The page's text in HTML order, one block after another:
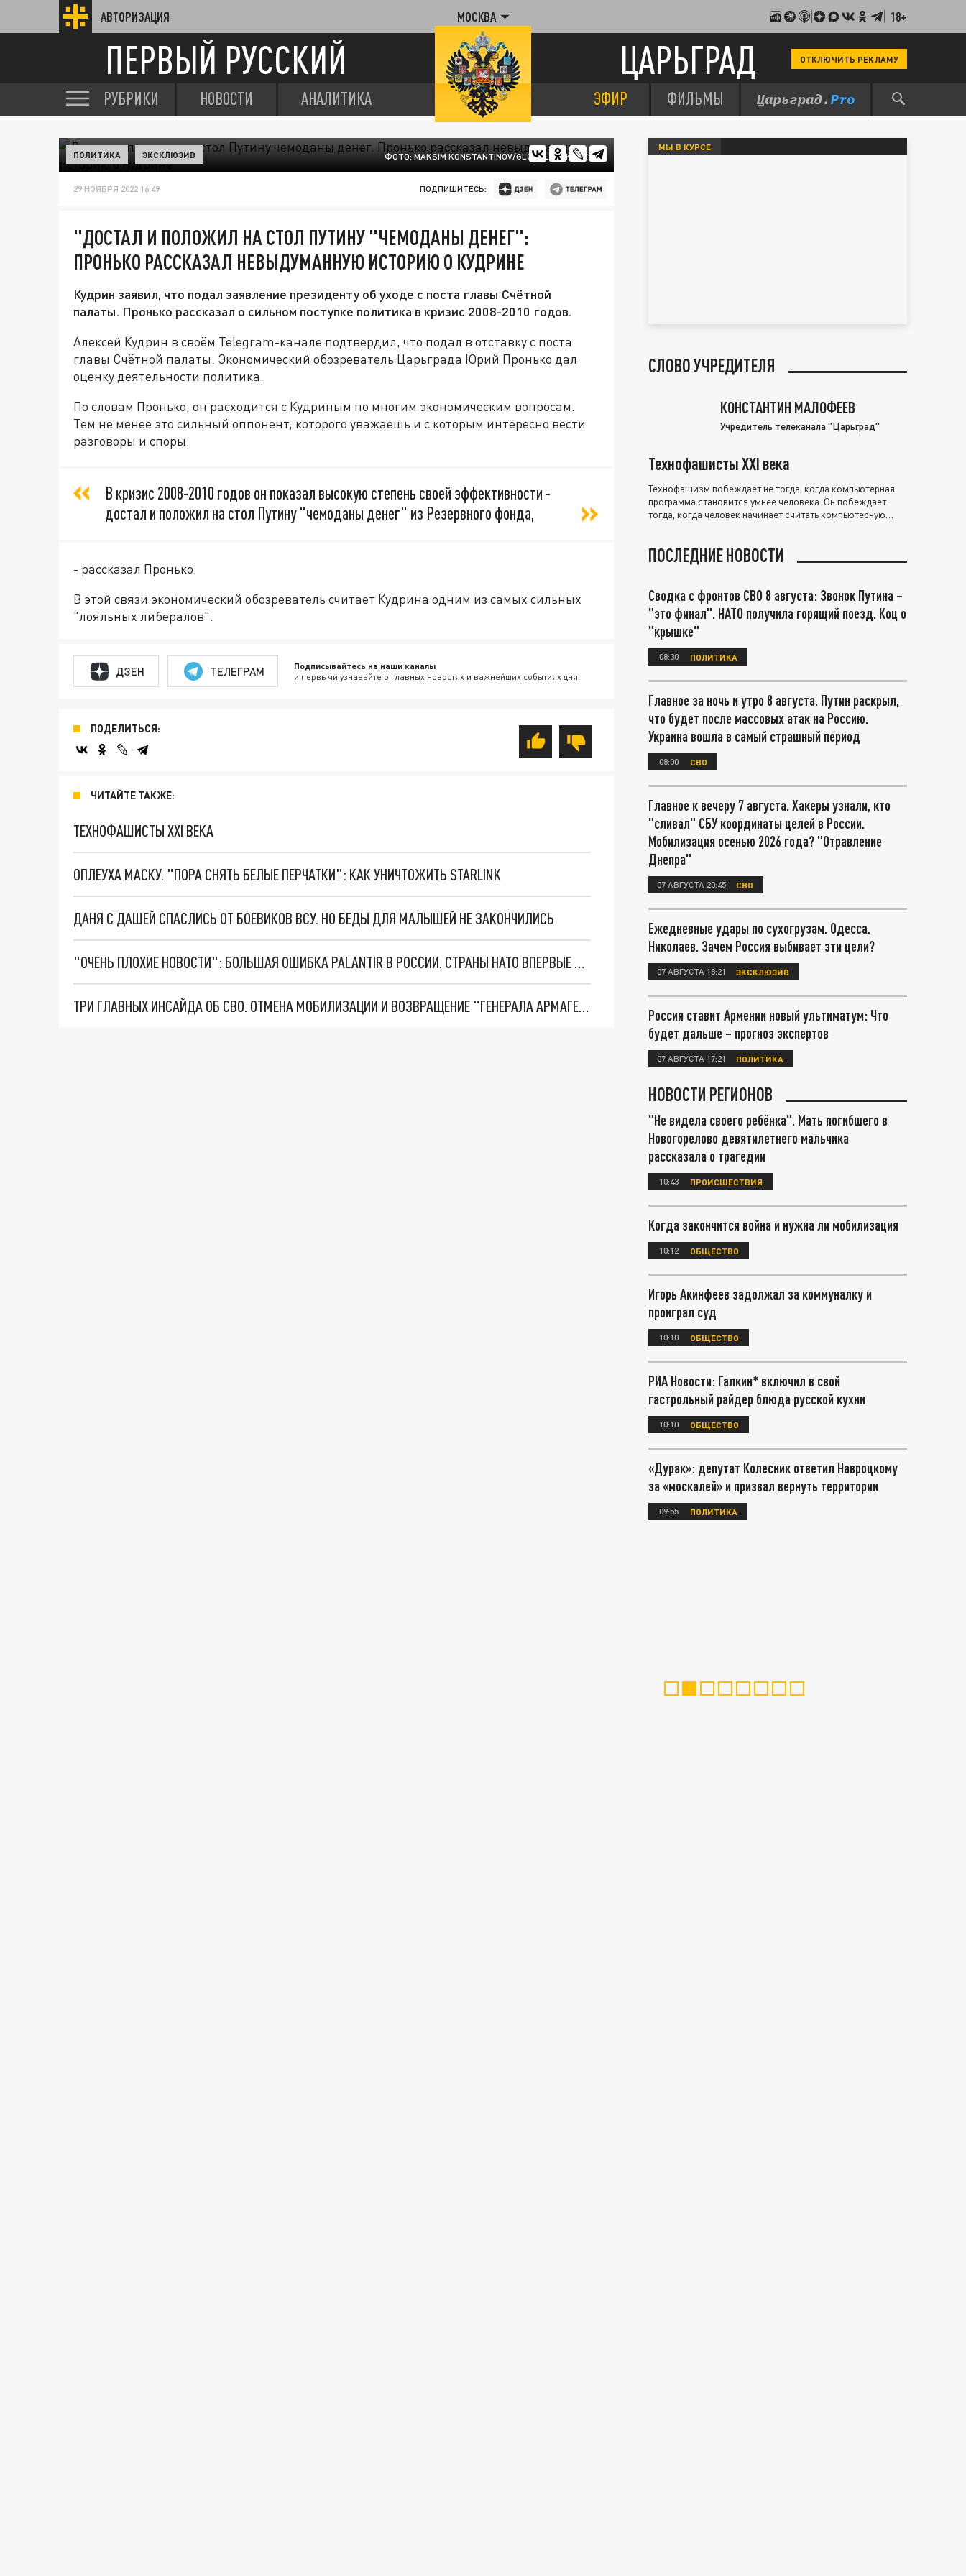
АВТОРИЗАЦИЯ МОСКВА 18+
ПЕРВЫЙ РУССКИЙ ЦАРЬГРАД ОТКЛЮЧИТЬ РЕКЛАМУ
РУБРИКИ НОВОСТИ АНАЛИТИКА ЭФИР ФИЛЬМЫ
ФОТО: MAKSIM KONSTANTINOV/GLOBALLOOKPRESS
ПОЛИТИКА ЭКСКЛЮЗИВ
29 НОЯБРЯ 2022 16:49 ПОДПИШИТЕСЬ:
"ДОСТАЛ И ПОЛОЖИЛ НА СТОЛ ПУТИНУ "ЧЕМОДАНЫ ДЕНЕГ":
ПРОНЬКО РАССКАЗАЛ НЕВЫДУМАННУЮ ИСТОРИЮ О КУДРИНЕ
Кудрин заявил, что подал заявление президенту об уходе с поста главы Счётной
палаты. Пронько рассказал о сильном поступке политика в кризис 2008-2010 годов.
Алексей Кудрин в своём Telegram-канале подтвердил, что подал в отставку с поста
главы Счётной палаты. Экономический обозреватель Царьграда Юрий Пронько дал
оценку деятельности политика.
По словам Пронько, он расходится с Кудриным по многим экономическим вопросам.
Тем не менее это сильный оппонент, которого уважаешь и с которым интересно вести
разговоры и споры.
В кризис 2008-2010 годов он показал высокую степень своей эффективности -
достал и положил на стол Путину "чемоданы денег" из Резервного фонда,
- рассказал Пронько.
В этой связи экономический обозреватель считает Кудрина одним из самых сильных
"лояльных либералов".
ДЗЕН ТЕЛЕГРАМ Подписывайтесь на наши каналы
и первыми узнавайте о главных новостях и важнейших событиях дня.
ПОДЕЛИТЬСЯ:
ЧИТАЙТЕ ТАКЖЕ:
ТЕХНОФАШИСТЫ XXI ВЕКА
ОПЛЕУХА МАСКУ. "ПОРА СНЯТЬ БЕЛЫЕ ПЕРЧАТКИ": КАК УНИЧТОЖИТЬ STARLINK
ДАНЯ С ДАШЕЙ СПАСЛИСЬ ОТ БОЕВИКОВ ВСУ. НО БЕДЫ ДЛЯ МАЛЫШЕЙ НЕ ЗАКОНЧИЛИСЬ
"ОЧЕНЬ ПЛОХИЕ НОВОСТИ": БОЛЬШАЯ ОШИБКА PALANTIR В РОССИИ. СТРАНЫ НАТО ВПЕРВЫЕ ЗА СВО ОСТАНОВИЛИ ПОСТАВКИ ОРУЖИЯ. ВСУ ТЕРЯЮТ ПРИГРАНИЧЬЕ?
ТРИ ГЛАВНЫХ ИНСАЙДА ОБ СВО. ОТМЕНА МОБИЛИЗАЦИИ И ВОЗВРАЩЕНИЕ "ГЕНЕРАЛА АРМАГЕДДОНА"? ОТЛИЧНЫЕ НОВОСТИ, КОТОРЫЕ ЖДАЛИ ВСЕ
МЫ В КУРСЕ
СЛОВО УЧРЕДИТЕЛЯ
КОНСТАНТИН МАЛОФЕЕВ
Учредитель телеканала "Царьград"
Технофашисты XXI века
Технофашизм побеждает не тогда, когда компьютерная
программа становится умнее человека. Он побеждает
тогда, когда человек начинает считать компьютерную
ПОСЛЕДНИЕ НОВОСТИ
Сводка с фронтов СВО 8 августа: Звонок Путина –
"это финал". НАТО получила горящий поезд. Коц о
"крышке"
08:30 ПОЛИТИКА
Главное за ночь и утро 8 августа. Путин раскрыл,
что будет после массовых атак на Россию.
Украина вошла в самый страшный период
08:00 СВО
Главное к вечеру 7 августа. Хакеры узнали, кто
"сливал" СБУ координаты целей в России.
Мобилизация осенью 2026 года? "Отравление
Днепра"
07 АВГУСТА 20:45 СВО
Ежедневные удары по сухогрузам. Одесса.
Николаев. Зачем Россия выбивает эти цели?
07 АВГУСТА 18:21 ЭКСКЛЮЗИВ
Россия ставит Армении новый ультиматум: Что
будет дальше – прогноз экспертов
07 АВГУСТА 17:21 ПОЛИТИКА
НОВОСТИ РЕГИОНОВ
"Не видела своего ребёнка". Мать погибшего в
Новогорелово девятилетнего мальчика
рассказала о трагедии
10:43 ПРОИСШЕСТВИЯ
Когда закончится война и нужна ли мобилизация
10:12 ОБЩЕСТВО
Игорь Акинфеев задолжал за коммуналку и
проиграл суд
10:10 ОБЩЕСТВО
РИА Новости: Галкин* включил в свой
гастрольный райдер блюда русской кухни
10:10 ОБЩЕСТВО
«Дурак»: депутат Колесник ответил Навроцкому
за «москалей» и призвал вернуть территории
09:55 ПОЛИТИКА